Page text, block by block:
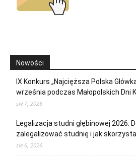
Nowości
IX Konkurs „Najcięższa Polska
września podczas Małopolskich Dni
sie 7, 2026
Legalizacja studni głębinowej 2026.
zalegalizować studnię i jak
sie 6, 2026